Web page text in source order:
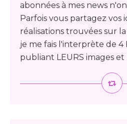
abonnées à mes news
Parfois vous partagez vos
réalisations trouvées sur
je me fais l'interprète de
publiant LEURS images et